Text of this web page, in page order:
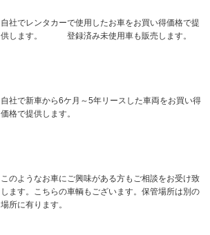
自社でレンタカーで使用したお車をお買い得価格で提
供します。 登録済み未使用車も販売します。
自社で新車から6ケ月～5年リースした車両をお買い得
価格で提供します。
このようなお車にご興味がある方もご相談をお受け致
します。こちらの車輌もございます。保管場所は別の
場所に有ります。